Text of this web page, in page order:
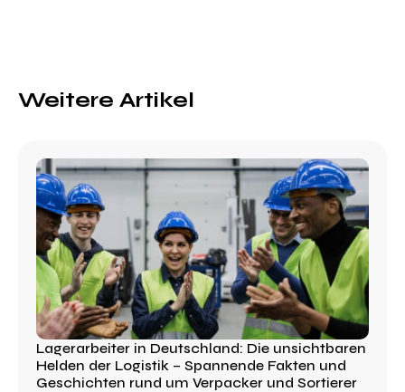
Weitere Artikel
Lagerarbeiter in Deutschland: Die unsichtbaren
Helden der Logistik – Spannende Fakten und
Geschichten rund um Verpacker und Sortierer